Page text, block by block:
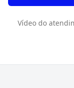
Vídeo do